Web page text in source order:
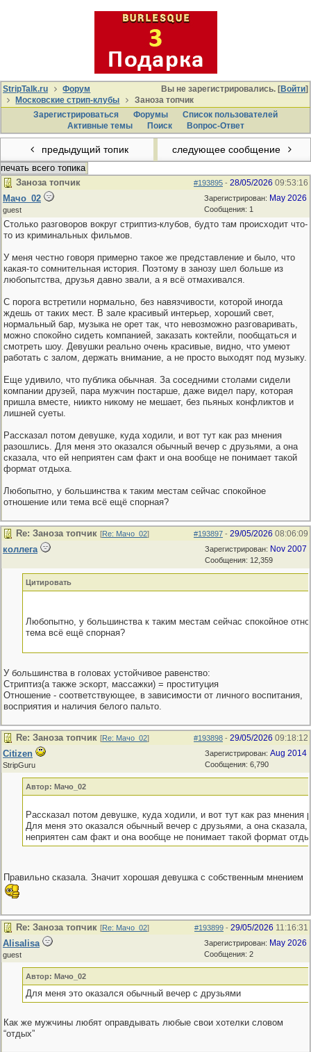
Вы не зарегистрировались. [Войти]
StripTalk.ru
Форум
Московские стрип-клубы
Заноза топчик
Зарегистрироваться
Форумы
Список пользователей
Активные темы
Поиcк Вопрос-Ответ
предыдущий топик следующее сообщение
печать всего топика
#193895 - 28/05/2026 09:53:16
Заноза топчик
Зарегистрирован: May 2026
Сообщения: 1
Мачо_02
guest
Столько разговоров вокруг стриптиз-клубов, будто там происходит что-
то из криминальных фильмов.
У меня честно говоря примерно такое же представление и было, что
какая-то сомнительная история. Поэтому в занозу шел больше из
любопытства, друзья давно звали, а я всё отмахивался.
С порога встретили нормально, без навязчивости, которой иногда
ждешь от таких мест. В зале красивый интерьер, хороший свет,
нормальный бар, музыка не орет так, что невозможно разговаривать,
можно спокойно сидеть компанией, заказать коктейли, пообщаться и
смотреть шоу. Девушки реально очень красивые, видно, что умеют
работать с залом, держать внимание, а не просто выходят под музыку.
Еще удивило, что публика обычная. За соседними столами сидели
компании друзей, пара мужчин постарше, даже видел пару, которая
пришла вместе, ниикто никому не мешает, без пьяных конфликтов и
лишней суеты.
Рассказал потом девушке, куда ходили, и вот тут как раз мнения
разошлись. Для меня это оказался обычный вечер с друзьями, а она
сказала, что ей неприятен сам факт и она вообще не понимает такой
формат отдыха.
Любопытно, у большинства к таким местам сейчас спокойное
отношение или тема всё ещё спорная?
#193897 - 29/05/2026 08:06:09
Re: Заноза топчик [Re: Мачо_02]
Зарегистрирован: Nov 2007
Сообщения: 12,359
коллега
Цитировать
Любопытно, у большинства к таким местам сейчас спокойное
тема всё ещё спорная?
У большинства в головах устойчивое равенство:
Стриптиз(а также эскорт, массажки) = проституция
Отношение - соответствующее, в зависимости от личного воспитания,
восприятия и наличия белого пальто.
#193898 - 29/05/2026 09:18:12
Re: Заноза топчик [Re: Мачо_02]
Зарегистрирован: Aug 2014
Сообщения: 6,790
Citizen
StripGuru
Автор: Мачо_02
Рассказал потом девушке, куда ходили, и вот тут как раз мнения
Для меня это оказался обычный вечер с друзьями, а она сказала,
неприятен сам факт и она вообще не понимает такой формат
Правильно сказала. Значит хорошая девушка с собственным мнением
#193899 - 29/05/2026 11:16:31
Re: Заноза топчик [Re: Мачо_02]
Зарегистрирован: May 2026
Сообщения: 2
Alisalisa
guest
Автор: Мачо_02
Для меня это оказался обычный вечер с друзьями
Как же мужчины любят оправдывать любые свои хотелки словом
“отдых”